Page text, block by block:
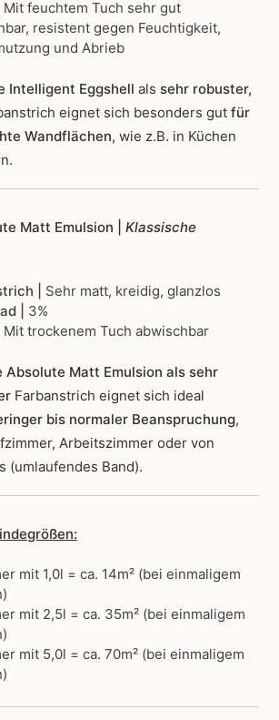
Mit feuchtem Tuch sehr gut
resistent gegen Feuchtigkeit,
und Abrieb
Intelligent Eggshell als sehr robuster,
eignet sich besonders gut für
Wandflächen, wie z.B. in Küchen
Matt Emulsion | Klassische
| Sehr matt, kreidig, glanzlos
| 3%
Mit trockenem Tuch abwischbar
Absolute Matt Emulsion als sehr
Farbanstrich eignet sich ideal
bis normaler Beanspruchung,
Arbeitszimmer oder von
(umlaufendes Band).
mit 1,0l = ca. 14m² (bei einmaligem
mit 2,5l = ca. 35m² (bei einmaligem
mit 5,0l = ca. 70m² (bei einmaligem